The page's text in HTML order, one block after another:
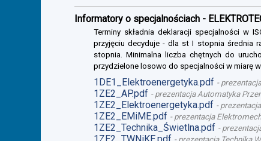
Informatory o specjalnościach -
Terminy składnia deklaracji specjalności w
przyjęciu decyduje - dla st I stopnia średnia
stopnia. Minimalna liczba chętnych do
przydzielone losowo do specjalności w miarę
1DE1_Elektroenergetyka.pdf -
1ZE2_AP.pdf - prezentacja Automatyka
1ZE2_Elektroenergetyka.pdf -
1ZE2_EMiME.pdf - prezentacja
1ZE2_Technika_Świetlna.pdf -